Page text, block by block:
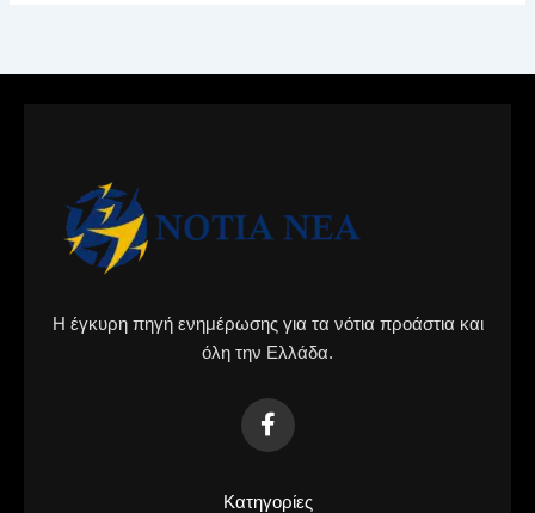
Η έγκυρη πηγή ενημέρωσης για τα νότια προάστια και
όλη την Ελλάδα.
Κατηγορίες